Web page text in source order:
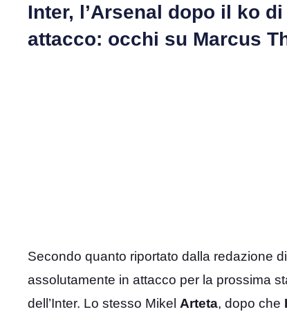
Inter, l’Arsenal dopo il ko
attacco: occhi su Marcus
Secondo quanto riportato dalla redazione di
assolutamente in attacco per la prossima
dell’Inter. Lo stesso Mikel Arteta, dopo che